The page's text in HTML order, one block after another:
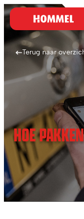
Terug naar
HOE